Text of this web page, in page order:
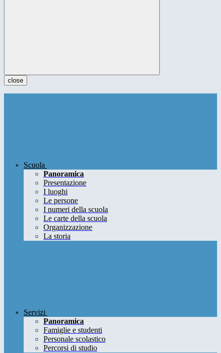
close
Scuola
Panoramica
Presentazione
I luoghi
Le persone
I numeri della scuola
Le carte della scuola
Organizzazione
La storia
Servizi
Panoramica
Famiglie e studenti
Personale scolastico
Percorsi di studio